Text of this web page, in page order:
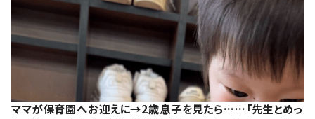
ママが保育園へお迎えに→2歳息子を見たら……「先生とめっ